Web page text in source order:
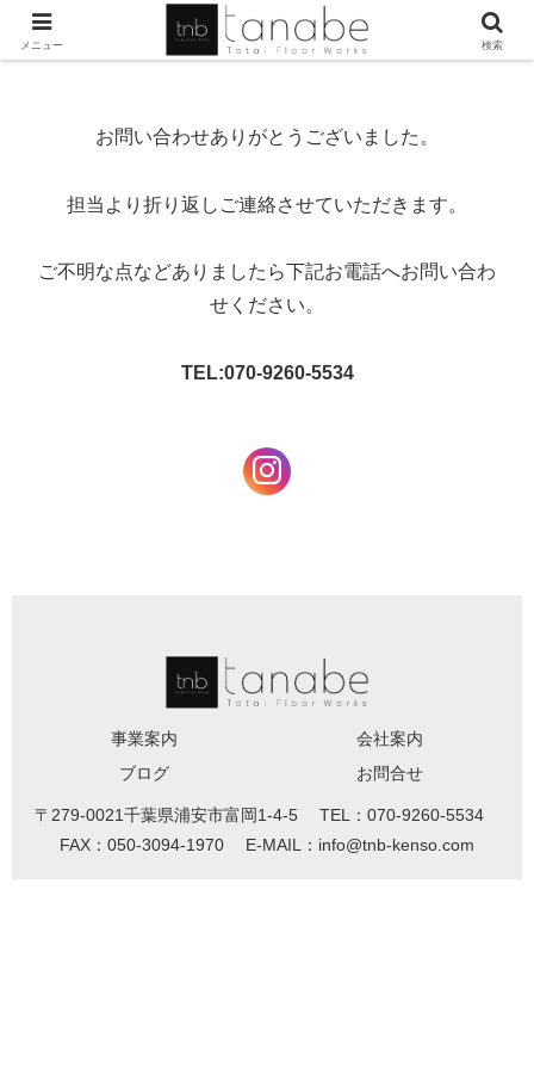
お問い合わせありがとうございました。
担当より折り返しご連絡させていただきます。
ご不明な点などありましたら下記お電話へお問い合わ
せください。
TEL:070-9260-5534
事業案内
会社案内
ブログ
お問合せ
〒279-0021千葉県浦安市富岡1-4-5 TEL：070-9260-5534
FAX：050-3094-1970 E-MAIL：info@tnb-kenso.com
メニュー 検索